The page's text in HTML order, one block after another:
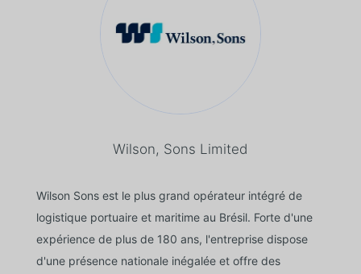
Wilson, Sons Limited
Wilson Sons est le plus grand opérateur intégré de
logistique portuaire et maritime au Brésil. Forte d'une
expérience de plus de 180 ans, l'entreprise dispose
d'une présence nationale inégalée et offre des